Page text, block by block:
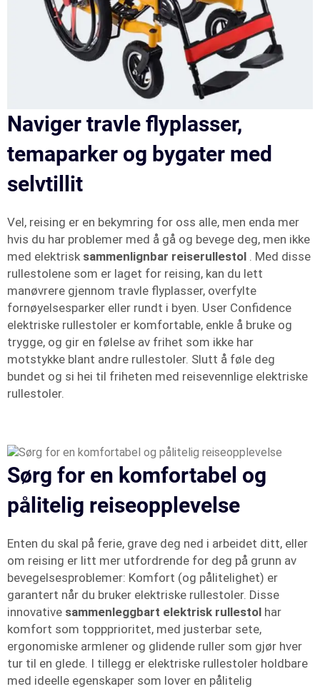
Naviger travle flyplasser,
temaparker og bygater med
selvtillit
Vel, reising er en bekymring for oss alle, men enda mer
hvis du har problemer med å gå og bevege deg, men ikke
med elektrisk sammenlignbar reiserullestol . Med disse
rullestolene som er laget for reising, kan du lett
manøvrere gjennom travle flyplasser, overfylte
fornøyelsesparker eller rundt i byen. User Confidence
elektriske rullestoler er komfortable, enkle å bruke og
trygge, og gir en følelse av frihet som ikke har
motstykke blant andre rullestoler. Slutt å føle deg
bundet og si hei til friheten med reisevennlige elektriske
rullestoler.
Sørg for en komfortabel og
pålitelig reiseopplevelse
Enten du skal på ferie, grave deg ned i arbeidet ditt, eller
om reising er litt mer utfordrende for deg på grunn av
bevegelsesproblemer: Komfort (og pålitelighet) er
garantert når du bruker elektriske rullestoler. Disse
innovative sammenleggbart elektrisk rullestol har
komfort som toppprioritet, med justerbar sete,
ergonomiske armlener og glidende ruller som gjør hver
tur til en glede. I tillegg er elektriske rullestoler holdbare
med ideelle egenskaper som lover en pålitelig